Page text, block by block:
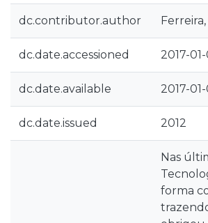
dc.contributor.author
dc.date.accessioned 2017-
dc.date.available 2017-
dc.date.issued 2012
Nas
forma